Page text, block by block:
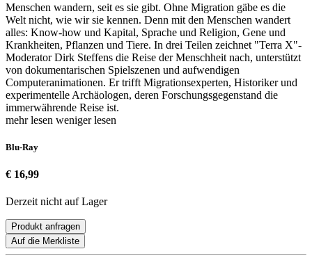
Menschen wandern, seit es sie gibt. Ohne Migration gäbe es die
Welt nicht, wie wir sie kennen. Denn mit den Menschen wandert
alles: Know-how und Kapital, Sprache und Religion, Gene und
Krankheiten, Pflanzen und Tiere. In drei Teilen zeichnet "Terra X"-
Moderator Dirk Steffens die Reise der Menschheit nach, unterstützt
von dokumentarischen Spielszenen und aufwendigen
Computeranimationen. Er trifft Migrationsexperten, Historiker und
experimentelle Archäologen, deren Forschungsgegenstand die
immerwährende Reise ist.
mehr lesen weniger lesen
Blu-Ray
€ 16,99
Derzeit nicht auf Lager
Produkt anfragen
Auf die Merkliste